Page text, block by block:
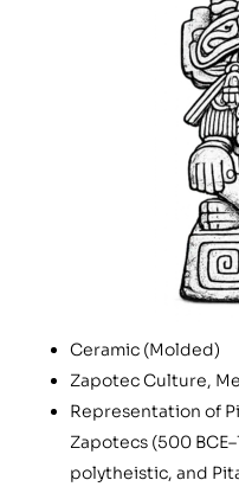
Ceramic (Molded)
Zapotec Culture,
Representation of
Zapotecs (500
polytheistic, and